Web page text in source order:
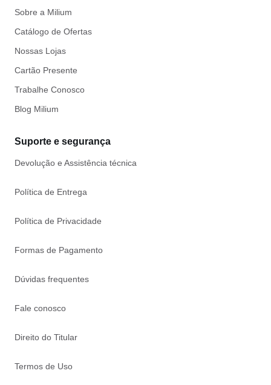
Sobre a Milium
Catálogo de Ofertas
Nossas Lojas
Cartão Presente
Trabalhe Conosco
Blog Milium
Suporte e segurança
Devolução e Assistência técnica
Política de Entrega
Política de Privacidade
Formas de Pagamento
Dúvidas frequentes
Fale conosco
Direito do Titular
Termos de Uso